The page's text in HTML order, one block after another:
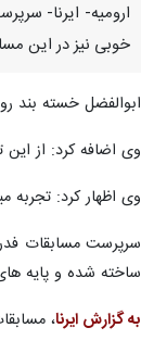
ارومیه- ایرنا-
خوبی نیز در این
ابوالفضل خسته بند
وی اضافه کرد: از این تعداد، ۱۰۰ نفر در بخش هنرهای فردی با هم رقابت می کنند و
وی اظهار کرد: تجربه
سرپرست مسابقات
ساخته شده و پایه
به گزارش ایرنا،